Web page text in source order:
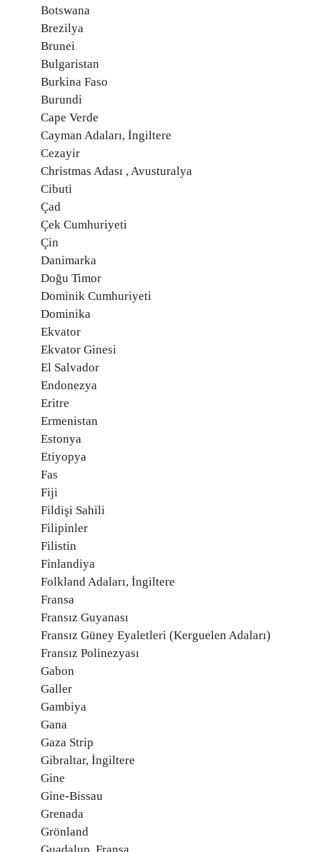
Botswana
Brezilya
Brunei
Bulgaristan
Burkina Faso
Burundi
Cape Verde
Cayman Adaları, İngiltere
Cezayir
Christmas Adası , Avusturalya
Cibuti
Çad
Çek Cumhuriyeti
Çin
Danimarka
Doğu Timor
Dominik Cumhuriyeti
Dominika
Ekvator
Ekvator Ginesi
El Salvador
Endonezya
Eritre
Ermenistan
Estonya
Etiyopya
Fas
Fiji
Fildişi Sahili
Filipinler
Filistin
Finlandiya
Folkland Adaları, İngiltere
Fransa
Fransız Guyanası
Fransız Güney Eyaletleri (Kerguelen Adaları)
Fransız Polinezyası
Gabon
Galler
Gambiya
Gana
Gaza Strip
Gibraltar, İngiltere
Gine
Gine-Bissau
Grenada
Grönland